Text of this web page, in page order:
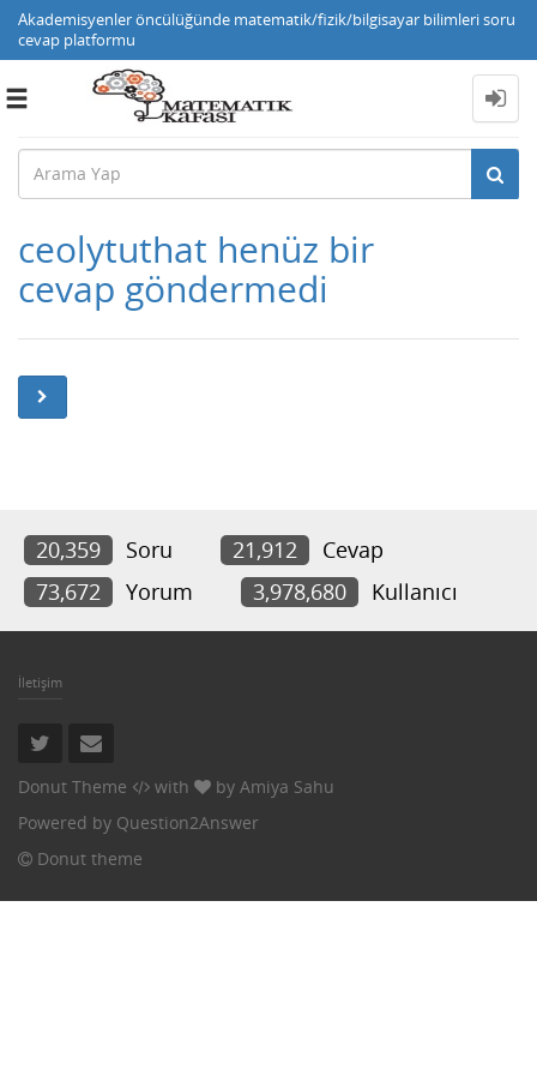
Akademisyenler öncülüğünde matematik/fizik/bilgisayar bilimleri soru
cevap platformu
Toggle
ceolytuthat henüz bir
cevap göndermedi
20,359 Soru 21,912
Cevap
73,672
Yorum 3,978,680 Kullanıcı
İletişim
Donut Theme with by Amiya Sahu
Powered by Question2Answer
Donut theme